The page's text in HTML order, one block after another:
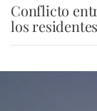
Conflicto
los